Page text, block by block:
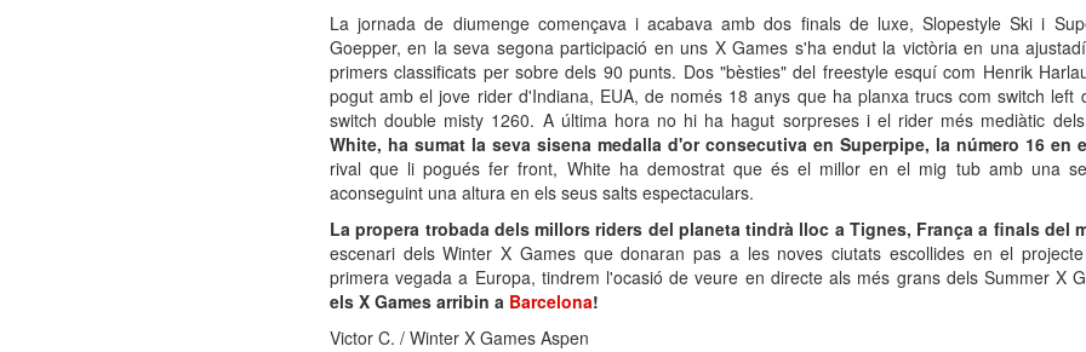
La jornada de diumenge començava i acabava amb dos finals de luxe, Slopestyle Ski i
Goepper, en la seva segona participació en uns X Games s'ha endut la victòria en una
primers classificats per sobre dels 90 punts. Dos "bèsties" del freestyle esquí com Henrik
pogut amb el jove rider d'Indiana, EUA, de només 18 anys que ha planxa trucs com switch left
switch double misty 1260. A última hora no hi ha hagut sorpreses i el rider més mediàtic
White, ha sumat la seva sisena medalla d'or consecutiva en Superpipe, la número 16 en
rival que li pogués fer front, White ha demostrat que és el millor en el mig tub amb una
aconseguint una altura en els seus salts espectaculars.
La propera trobada dels millors riders del planeta tindrà lloc a Tignes, França a finals del
escenari dels Winter X Games que donaran pas a les noves ciutats escollides en el
primera vegada a Europa, tindrem l'ocasió de veure en directe als més grans dels Summer X
els X Games arribin a Barcelona!
Victor C. / Winter X Games Aspen